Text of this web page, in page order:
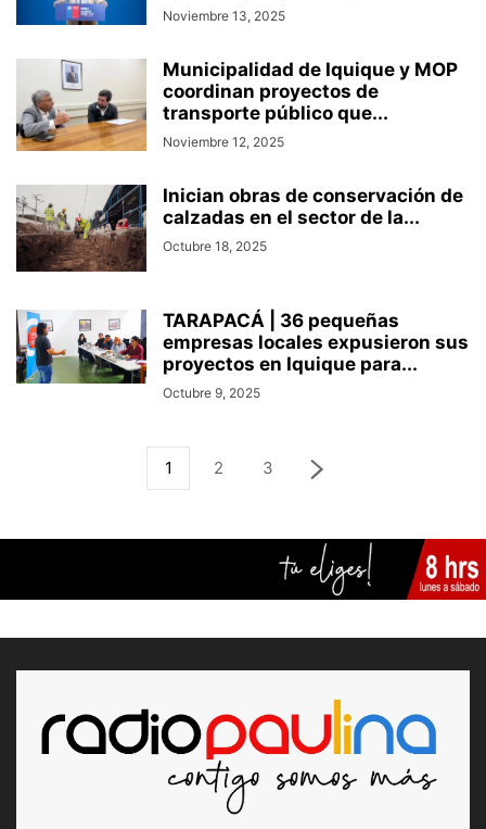
Noviembre 13, 2025
Municipalidad de Iquique y MOP
coordinan proyectos de
transporte público que...
Noviembre 12, 2025
Inician obras de conservación de
calzadas en el sector de la...
Octubre 18, 2025
TARAPACÁ | 36 pequeñas
empresas locales expusieron sus
proyectos en Iquique para...
Octubre 9, 2025
1 2 3